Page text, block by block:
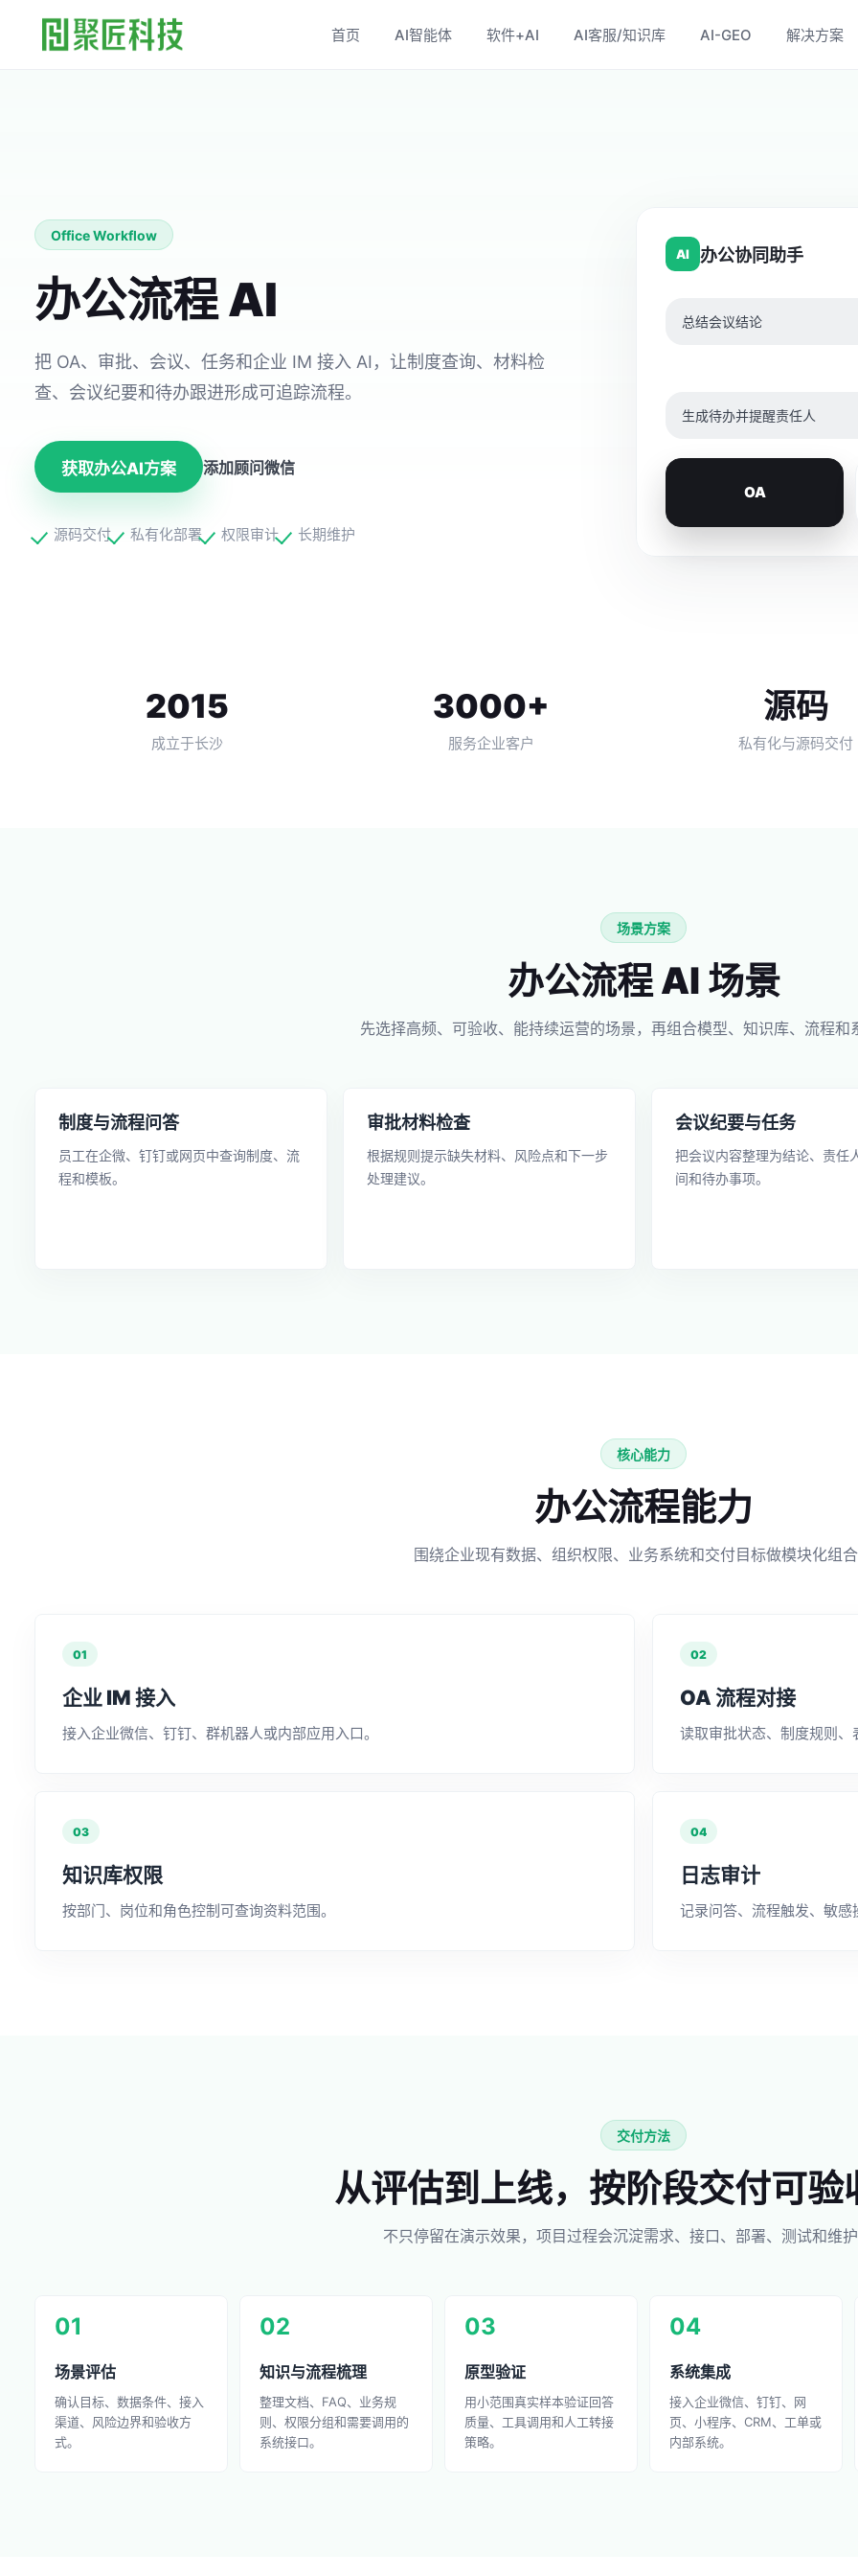
首页 AI智能体 软件+AI AI客服/知识库 AI-GEO 解决方案
Office Workflow
办公流程 AI
把 OA、审批、会议、任务和企业 IM 接入 AI，让制度查询、材料检
查、会议纪要和待办跟进形成可追踪流程。
获取办公AI方案 添加顾问微信
源码交付 私有化部署 权限审计 长期维护
AI 办公协同助手
总结会议结论
生成待办并提醒责任人
OA
2015
成立于长沙
3000+
服务企业客户
源码
私有化与源码交付
场景方案
办公流程 AI 场景
先选择高频、可验收、能持续运营的场景，再组合模型、知识库、流程和
制度与流程问答
员工在企微、钉钉或网页中查询制度、流
程和模板。
审批材料检查
根据规则提示缺失材料、风险点和下一步
处理建议。
会议纪要与任务
把会议内容整理为结论、责任
间和待办事项。
核心能力
办公流程能力
围绕企业现有数据、组织权限、业务系统和交付目标做模块化组
01
企业 IM 接入
接入企业微信、钉钉、群机器人或内部应用入口。
02
OA 流程对接
读取审批状态、制度规则
03
知识库权限
按部门、岗位和角色控制可查询资料范围。
04
日志审计
记录问答、流程触发、敏
交付方法
从评估到上线，按阶段交付可验
不只停留在演示效果，项目过程会沉淀需求、接口、部署、测试和维
01
场景评估
确认目标、数据条件、接入
渠道、风险边界和验收方
式。
02
知识与流程梳理
整理文档、FAQ、业务规
则、权限分组和需要调用的
系统接口。
03
原型验证
用小范围真实样本验证回答
质量、工具调用和人工转接
策略。
04
系统集成
接入企业微信、钉钉、网
页、小程序、CRM、工单或
内部系统。